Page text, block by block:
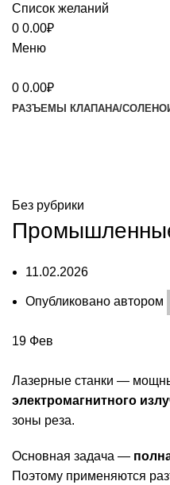
Список желаний
0 0.00₽
Меню
0 0.00₽
РАЗЪЕМЫ КЛАПАНА/
Без рубрики
11.02.2026
Опубликовано автором
19 Фев
Лазерные станки —
электромагнитного
зоны реза.
Основная задача —
Поэтому применяются